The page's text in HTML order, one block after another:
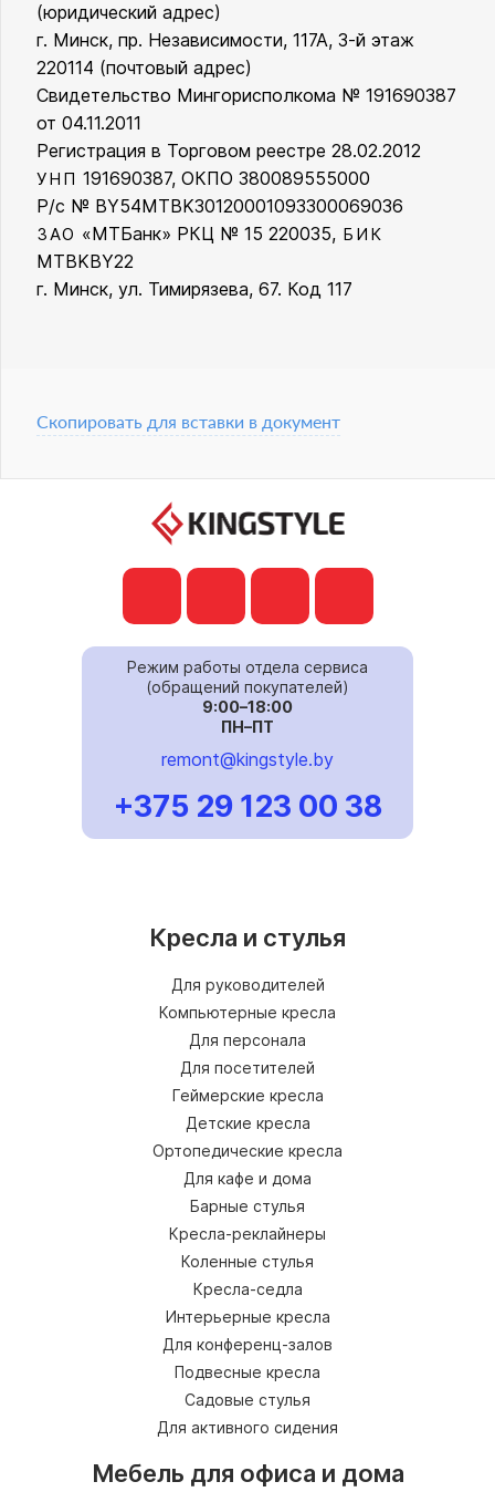
(юридический адрес)
г. Минск, пр. Независимости, 117А, 3-й этаж
220114 (почтовый адрес)
Свидетельство Мингорисполкома № 191690387
от 04.11.2011
Регистрация в Торговом реестре 28.02.2012
УНП 191690387, ОКПО 380089555000
Р/с № BY54MTBK30120001093300069036
ЗАО «МТБанк» РКЦ № 15 220035, БИК
MTBKBY22
г. Минск, ул. Тимирязева, 67. Код 117
Скопировать для вставки в документ
Режим работы отдела сервиса
(обращений покупателей)
9:00–18:00
ПН–ПТ
remont@kingstyle.by
+375 29 123 00 38
Кресла и стулья
Для руководителей
Компьютерные кресла
Для персонала
Для посетителей
Геймерские кресла
Детские кресла
Ортопедические кресла
Для кафе и дома
Барные стулья
Кресла-реклайнеры
Коленные стулья
Кресла-седла
Интерьерные кресла
Для конференц-залов
Подвесные кресла
Садовые стулья
Для активного сидения
Мебель для офиса и дома